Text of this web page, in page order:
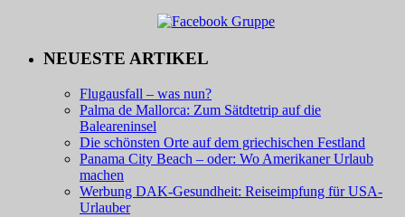
NEUESTE ARTIKEL
Flugausfall – was nun?
Palma de Mallorca: Zum Sätdtetrip auf die
Baleareninsel
Die schönsten Orte auf dem griechischen Festland
Panama City Beach – oder: Wo Amerikaner Urlaub
machen
Werbung DAK-Gesundheit: Reiseimpfung für USA-
Urlauber